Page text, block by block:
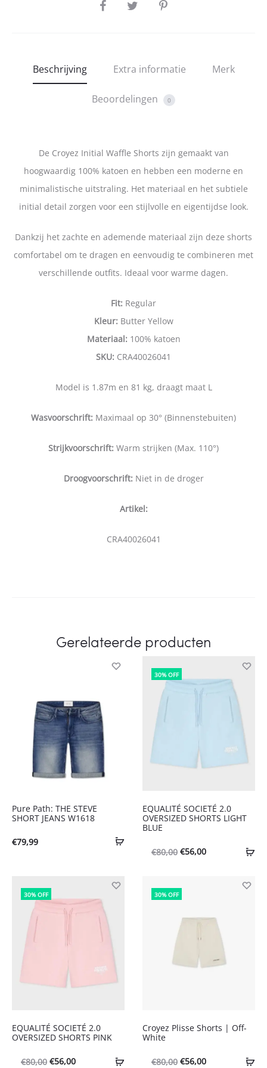
SHARE
Beschrijving Extra informatie Merk
Beoordelingen 0
De Croyez Initial Waffle Shorts zijn gemaakt van
hoogwaardig 100% katoen en hebben een moderne en
minimalistische uitstraling. Het materiaal en het subtiele
initial detail zorgen voor een stijlvolle en eigentijdse look.
Dankzij het zachte en ademende materiaal zijn deze shorts
comfortabel om te dragen en eenvoudig te combineren met
verschillende outfits. Ideaal voor warme dagen.
Fit: Regular
Kleur: Butter Yellow
Materiaal: 100% katoen
SKU: CRA40026041
Model is 1.87m en 81 kg, draagt maat L
Wasvoorschrift: Maximaal op 30° (Binnenstebuiten)
Strijkvoorschrift: Warm strijken (Max. 110°)
Droogvoorschrift: Niet in de droger
Artikel:
CRA40026041
Gerelateerde producten
Pure Path: THE STEVE
SHORT JEANS W1618
€79,99
30% OFF
EQUALITÉ SOCIETÉ 2.0
OVERSIZED SHORTS LIGHT
BLUE
€80,00 Oorspronkelijke
was:
€56,00Huidige
30% OFF
EQUALITÉ SOCIETÉ 2.0
OVERSIZED SHORTS PINK
€80,00 Oorspronkelijke
€56,00Huidige
30% OFF
Croyez Plisse Shorts | Off-
White
€80,00 Oorspronkelijke
€56,00Huidige